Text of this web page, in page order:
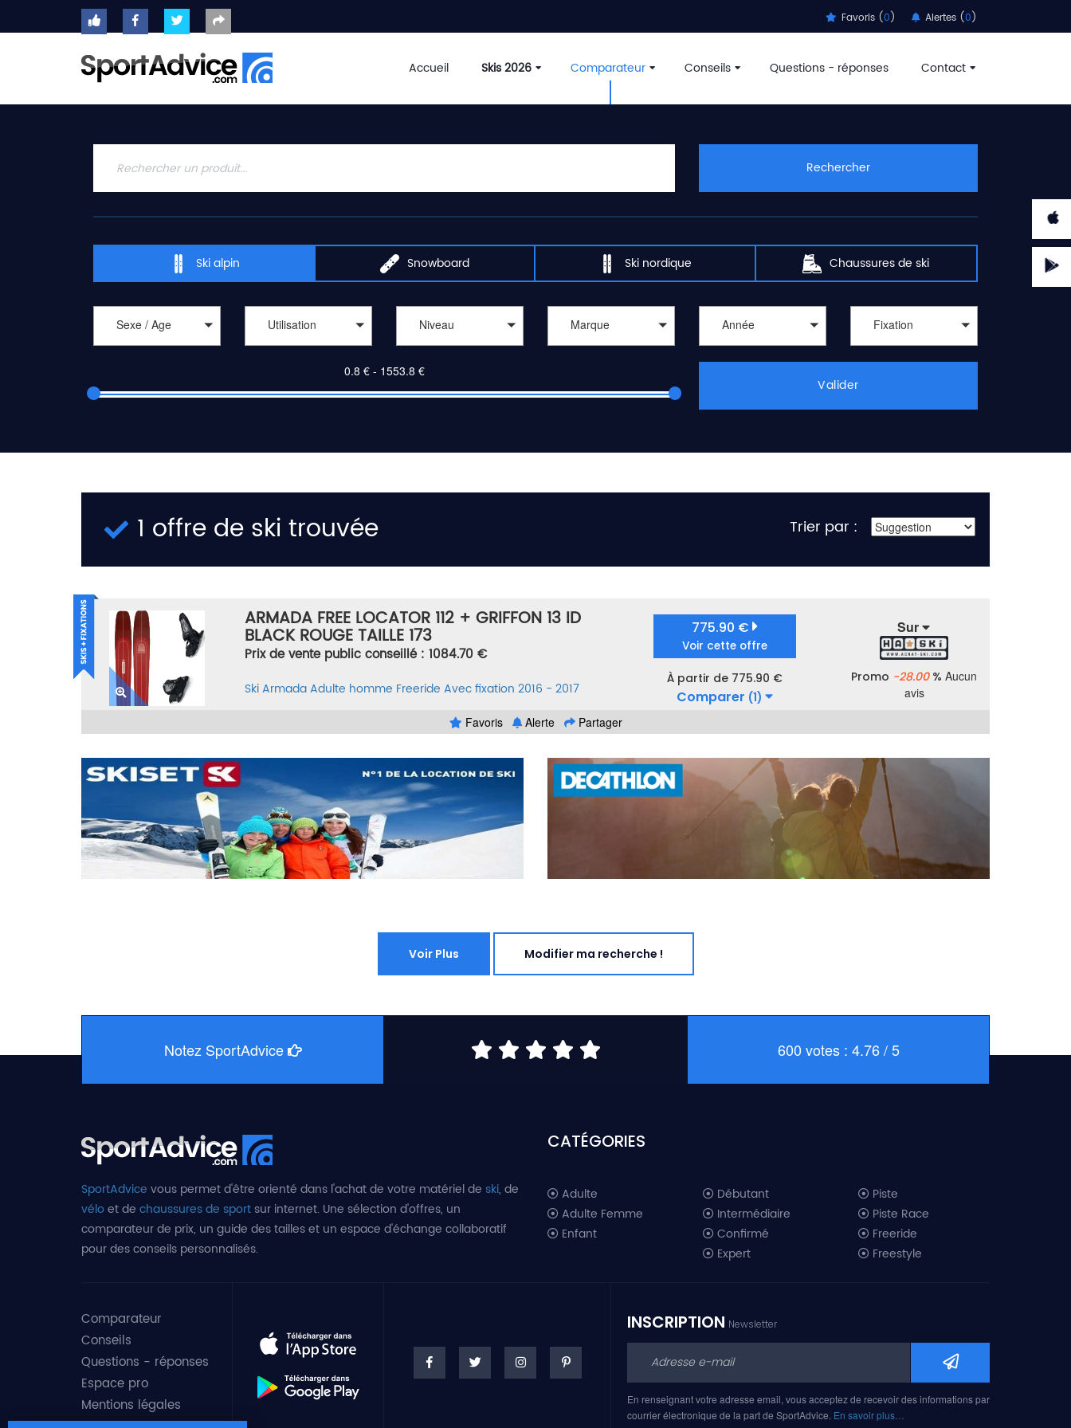
Favoris (0) Alertes (0)
Accueil Skis 2026 Comparateur Conseils Questions - réponses Contact
ACCUEIL
2020
CONSEILS
QUESTIONS
Rechercher
Ski alpin Snowboard Ski nordique Chaussures de ski
Sexe / Age Utilisation Niveau Marque Année Fixation
Valider
1 offre de ski trouvée Trier par :
ARMADA FREE LOCATOR 112 + GRIFFON 13 ID
BLACK ROUGE TAILLE 173
Prix de vente public conseillé : 1084.70 €
SkiArmadaAdulte homme Freeride Avec fixation 2016 - 2017
775.90 €
Voir cette offre
À partir de 775.90 €
Comparer (1)
Sur
Promo -28.00% Aucun
avis
Favoris
Alerte Partager
Voir Plus Modifier ma recherche !
Notez SportAdvice 600 votes : 4.76 / 5
SportAdvice vous permet d'être orienté dans l'achat de votre matériel de ski, de
véloet de chaussures de sportsur internet. Une sélection d'offres, un
comparateur de prix, un guide des tailles et un espace d'échange collaboratif
pour des conseils personnalisés.
CATÉGORIES
Adulte
Adulte Femme
Enfant
Débutant
Intermédiaire
Confirmé
Expert
Piste
Piste Race
Freeride
Freestyle
Ski freeride 2019
Ski freestyle 2019
Ski AM 2019
Comparateur
Conseils
Questions - réponses
Espace pro
Mentions légales
INSCRIPTION Newsletter
En renseignant votre adresse email, vous acceptez de recevoir des informations par
courrier électronique de la part de SportAdvice. En savoir plus…